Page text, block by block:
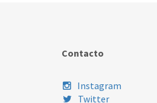
Contacto
Instagram
Twitter